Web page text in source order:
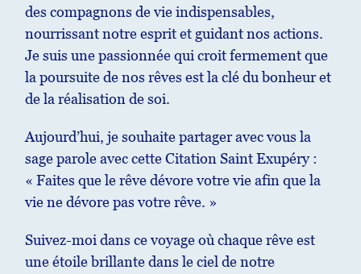
des compagnons de vie indispensables,
nourrissant notre esprit et guidant nos actions.
Je suis une passionnée qui croit fermement que
la poursuite de nos rêves est la clé du bonheur et
de la réalisation de soi.
Aujourd’hui, je souhaite partager avec vous la
sage parole avec cette Citation Saint Exupéry :
« Faites que le rêve dévore votre vie afin que la
vie ne dévore pas votre rêve. »
Suivez-moi dans ce voyage où chaque rêve est
une étoile brillante dans le ciel de notre